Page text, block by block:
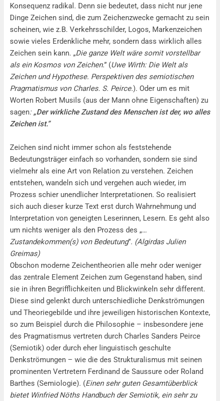
Konsequenz radikal. Denn sie bedeutet, dass nicht nur jene
Dinge Zeichen sind, die zum Zeichenzwecke gemacht zu sein
scheinen, wie z.B. Verkehrsschilder, Logos, Markenzeichen
sowie vieles Erdenkliche mehr, sondern dass wirklich alles
Zeichen sein kann. „Die ganze Welt wäre somit vorstellbar
als ein Kosmos von Zeichen.” (Uwe Wirth: Die Welt als
Zeichen und Hypothese. Perspektiven des semiotischen
Pragmatismus von Charles. S. Peirce.). Oder um es mit
Worten Robert Musils (aus der Mann ohne Eigenschaften) zu
sagen: „Der wirkliche Zustand des Menschen ist der, wo alles
Zeichen ist.”
Zeichen sind nicht immer schon als feststehende
Bedeutungsträger einfach so vorhanden, sondern sie sind
vielmehr als eine Art von Relation zu verstehen. Zeichen
entstehen, wandeln sich und vergehen auch wieder, im
Prozess schier unendlicher Interpretationen. So realisiert
sich auch dieser kurze Text erst durch Wahrnehmung und
Interpretation von geneigten Leserinnen, Lesern. Es geht also
um nichts weniger als den Prozess des „…
Zustandekommen(s) von Bedeutung”. (Algirdas Julien
Greimas)
Obschon moderne Zeichentheorien alle mehr oder weniger
das zentrale Element Zeichen zum Gegenstand haben, sind
sie in ihren Begrifflichkeiten und Blickwinkeln sehr different.
Diese sind gelenkt durch unterschiedliche Denkströmungen
und Theoriegebilde und ihre jeweiligen historischen Kontexte,
so zum Beispiel durch die Philosophie – insbesondere jene
des Pragmatismus vertreten durch Charles Sanders Peirce
(Semiotik) oder durch eher linguistisch geschulte
Denkströmungen – wie die des Strukturalismus mit seinen
prominenten Vertretern Ferdinand de Saussure oder Roland
Barthes (Semiologie). (Einen sehr guten Gesamtüberblick
bietet Winfried Nöths Handbuch der Semiotik, ein sehr zu